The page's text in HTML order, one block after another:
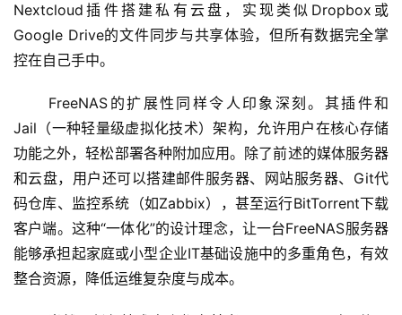
Nextcloud插件搭建私有云盘，实现类似Dropbox或
Google Drive的文件同步与共享体验，但所有数据完全掌
控在自己手中。
Jail（一种轻量级虚拟化技术）架构，允许用户在核心存储
功能之外，轻松部署各种附加应用。除了前述的媒体服务器
和云盘，用户还可以搭建邮件服务器、网站服务器、Git代
码仓库、监控系统（如Zabbix），甚至运行BitTorrent下载
客户端。这种“一体化”的设计理念，让一台FreeNAS服务器
能够承担起家庭或小型企业IT基础设施中的多重角色，有效
整合资源，降低运维复杂度与成本。